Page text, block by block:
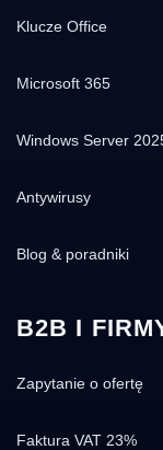
Klucze Office
Microsoft 365
Windows Server
Antywirusy
Blog & poradniki
B2B I
Zapytanie o ofertę
Faktura VAT 23%